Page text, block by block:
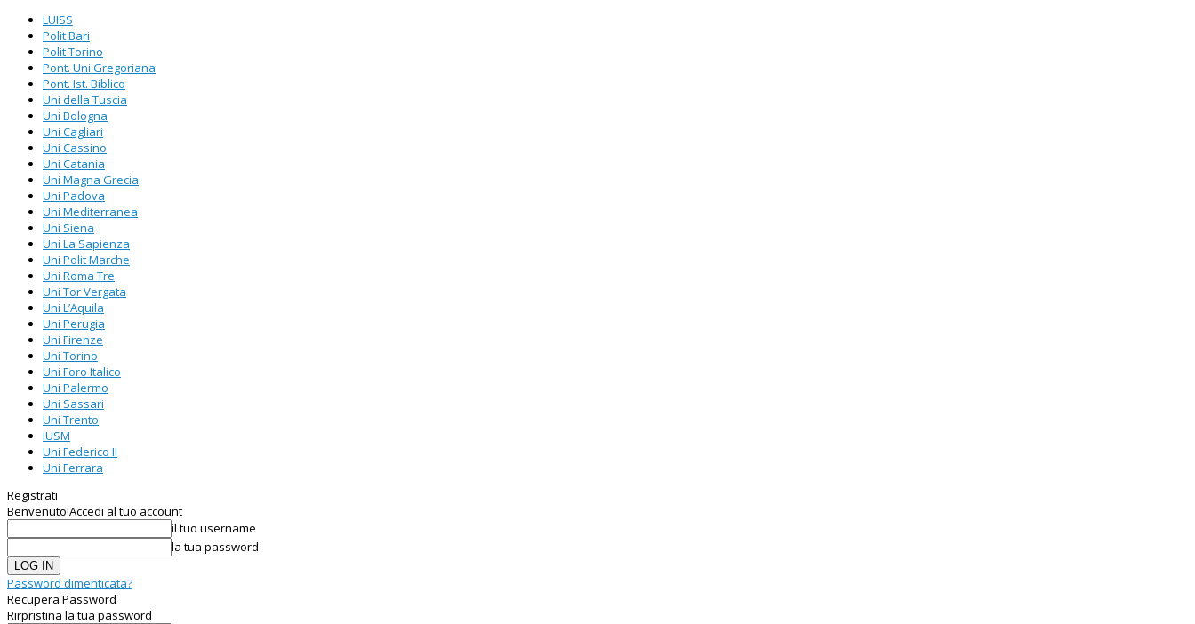
LUISS
Polit Bari
Polit Torino
Pont. Uni Gregoriana
Pont. Ist. Biblico
Uni della Tuscia
Uni Bologna
Uni Cagliari
Uni Cassino
Uni Catania
Uni Magna Grecia
Uni Padova
Uni Mediterranea
Uni Siena
Uni La Sapienza
Uni Polit Marche
Uni Roma Tre
Uni Tor Vergata
Uni L’Aquila
Uni Perugia
Uni Firenze
Uni Torino
Uni Foro Italico
Uni Palermo
Uni Sassari
Uni Trento
IUSM
Uni Federico II
Uni Ferrara
Registrati
Benvenuto!Accedi al tuo account
il tuo username
la tua password
Password dimenticata?
Recupera Password
Rirpristina la tua password